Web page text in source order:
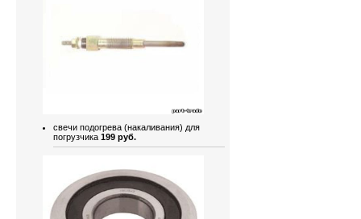
свечи подогрева (накаливания) для
погрузчика 199 руб.